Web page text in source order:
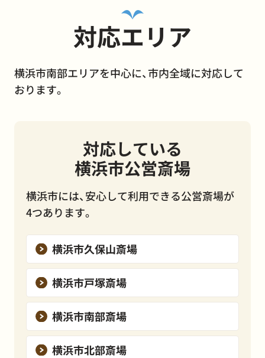
対応エリア
横浜市南部エリアを中心に、市内全域に対応して
おります。
対応している
横浜市公営斎場
横浜市には、安心して利用できる公営斎場が
4つあります。
横浜市久保山斎場
横浜市戸塚斎場
横浜市南部斎場
横浜市北部斎場